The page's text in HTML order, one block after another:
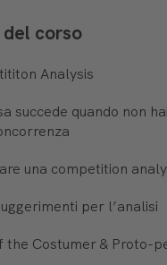
corso
Analysis
succede quando non
una competition
per l’analisi
the Costumer & Proto-